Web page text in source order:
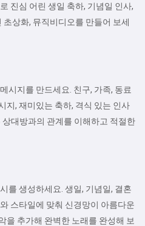
진심 어린 생일 축하, 기념일 인사,
상화, 뮤직비디오를 만들어 보세
시지를 만드세요. 친구, 가족, 동료
지, 재미있는 축하, 격식 있는 인사
대방과의 관계를 이해하고 적절한
를 생성하세요. 생일, 기념일, 결혼
스타일에 맞춰 신경망이 아름다운
을 추가해 완벽한 노래를 완성해 보